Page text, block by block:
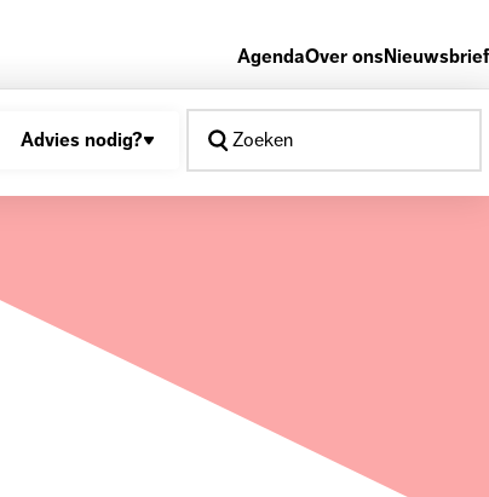
AgendaOver onsNieuwsbrief
Advies nodig? Zoeken